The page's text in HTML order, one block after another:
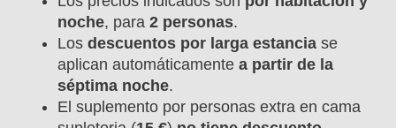
noche, para 2 personas.
Los descuentos por larga estancia se
aplican automáticamente a partir de la
séptima noche.
El suplemento por personas extra en cama